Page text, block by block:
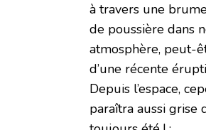
à travers une
de poussière dans
atmosphère, peut-
d’une récente
Depuis l’espace,
paraîtra aussi grise